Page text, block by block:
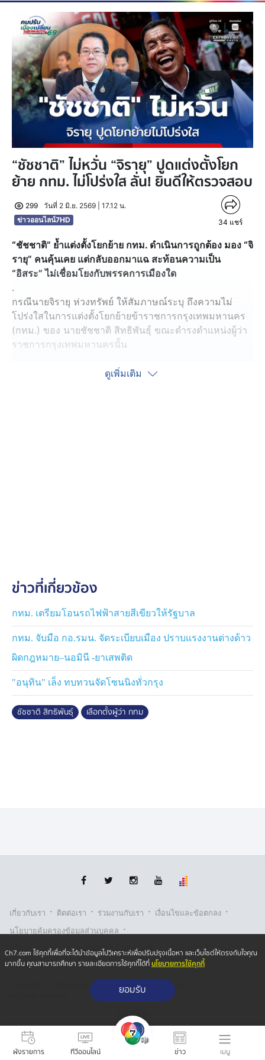
ผังรายการ ทีวีออนไลน์ ข่าว เมนู
“ชัชชาติ” ไม่หวั่น “จิรายุ” ปูดแต่งตั้งโยก
ย้าย กทม. ไม่โปร่งใส ลั่น! ยินดีให้ตรวจสอบ
299
วันที่ 2 มิ.ย. 2569 | 17.12 น.
ข่าวออนไลน์7HD
34 แชร์
“ชัชชาติ” ย้ำแต่งตั้งโยกย้าย กทม. ดำเนินการถูกต้อง มอง “จิ
รายุ” คนคุ้นเคย แต่กลับออกมาแฉ สะท้อนความเป็น
“อิสระ” ไม่เชื่อมโยงกับพรรคการเมืองใด
.
กรณีนายจิรายุ ห่วงทรัพย์ ให้สัมภาษณ์ระบุ ถึงความไม่
โปร่งใสในการแต่งตั้งโยกย้ายข้าราชการกรุงเทพมหานคร
(กทม.) ของ นายชัชชาติ สิทธิพันธุ์ ขณะดำรงตำแหน่งผู้ว่า
ราชการกรุงเทพมหานครนั้น
ล่าสุด (2 มิ.ย.69) ในระหว่างลงพื้นที่หาเสียงเขตห้วยขวาง
ดูเพิ่มเติม
ข่าวที่เกี่ยวข้อง
กทม. เตรียมโอนรถไฟฟ้าสายสีเขียวให้รัฐบาล
กทม. จับมือ กอ.รมน. จัดระเบียบเมือง ปราบแรงงานต่างด้าว
ผิดกฎหมาย–นอมินี -ยาเสพติด
"อนุทิน" เล็ง ทบทวนจัดโซนนิงทั่วกรุง
ชัชชาติ สิทธิพันธุ์ เลือกตั้งผู้ว่า กทม
เกี่ยวกับเรา · ติตต่อเรา · ร่วมงานกับเรา · เงื่อนไขและข้อตกลง ·
นโยบายคุ้มครองข้อมูลส่วนบุคคล ·
นโยบายคุ้มครองข้อมูลส่วนบุคคล (ออนไลน์) · นโยบายคุกกี้ ·
รับเรื่องร้องเรียน
Copyright © 2026 Bangkok Broadcasting & T.V. Co.,Ltd.
Ch7.com ใช้คุกกี้เพื่อที่จะได้นำข้อมูลไปวิเคราะห์เพื่อปรับปรุงเนื้อหา และเว็บไซต์ให้ตรงกับใจคุณ
มากขึ้น คุณสามารถศึกษา รายละเอียดการใช้คุกกี้ได้ที่นโยบายการใช้คุกกี้
ยอมรับ